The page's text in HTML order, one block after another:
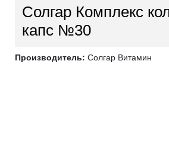
Солгар Комплекс
капс №30
Производитель: Солгар Витамин